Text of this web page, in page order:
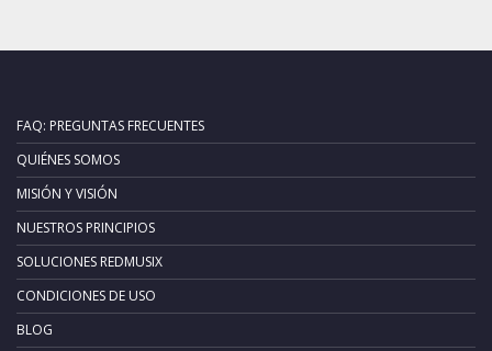
FAQ: PREGUNTAS FRECUENTES
QUIÉNES SOMOS
MISIÓN Y VISIÓN
NUESTROS PRINCIPIOS
SOLUCIONES REDMUSIX
CONDICIONES DE USO
BLOG